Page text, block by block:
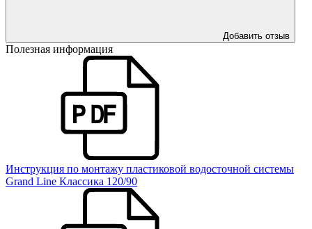
Добавить отзыв
Полезная информация
Инструкция по монтажу пластиковой водосточной системы
Grand Line Классика 120/90